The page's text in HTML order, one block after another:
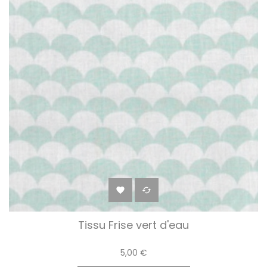
 
Tissu Frise vert d'eau
5,00 €